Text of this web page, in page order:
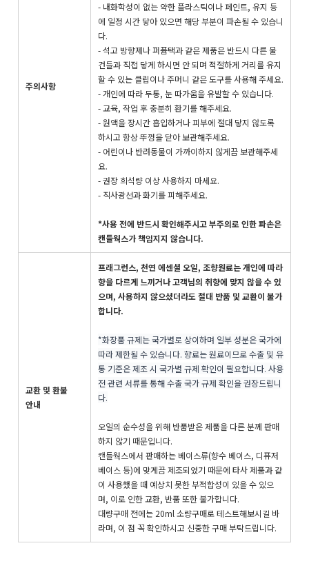
주의사항
- 내화학성이 없는 약한 플라스틱이나 페인트, 유지 등
에 일정 시간 닿아 있으면 해당 부분이 파손될 수 있습니
다.
- 석고 방향제나 퍼퓸택과 같은 제품은 반드시 다른 물
건들과 직접 닿게 하시면 안 되며 적절하게 거리를 유지
할 수 있는 클립이나 주머니 같은 도구를 사용해 주세요.
- 개인에 따라 두통, 눈 따가움을 유발할 수 있습니다.
- 교육, 작업 후 충분히 환기를 해주세요.
- 원액을 장시간 흡입하거나 피부에 절대 닿지 않도록
하시고 항상 뚜껑을 닫아 보관해주세요.
- 어린이나 반려동물이 가까이하지 않게끔 보관해주세
요.
- 권장 희석량 이상 사용하지 마세요.
- 직사광선과 화기를 피해주세요.
*사용 전에 반드시 확인해주시고 부주의로 인한 파손은
캔들웍스가 책임지지 않습니다.
교환 및 환불
안내
프래그런스, 천연 에센셜 오일, 조향원료는 개인에 따라
향을 다르게 느끼거나 고객님의 취향에 맞지 않을 수 있
으며, 사용하지 않으셨더라도 절대 반품 및 교환이 불가
합니다.
*화장품 규제는 국가별로 상이하며 일부 성분은 국가에
따라 제한될 수 있습니다. 향료는 원료이므로 수출 및 유
통 기준은 제조 시 국가별 규제 확인이 필요합니다. 사용
전 관련 서류를 통해 수출 국가 규제 확인을 권장드립니
다.
오일의 순수성을 위해 반품받은 제품을 다른 분께 판매
하지 않기 때문입니다.
캔들웍스에서 판매하는 베이스류(향수 베이스, 디퓨저
베이스 등)에 맞게끔 제조되었기 때문에 타사 제품과 같
이 사용했을 때 예상치 못한 부적합성이 있을 수 있으
며, 이로 인한 교환, 반품 또한 불가합니다.
대량구매 전에는 20ml 소량구매로 테스트해보시길 바
라며, 이 점 꼭 확인하시고 신중한 구매 부탁드립니다.